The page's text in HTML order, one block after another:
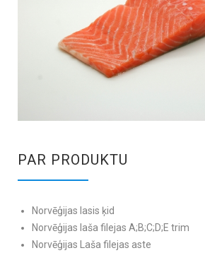
PAR PRODUKTU
Norvēģijas lasis ķid
Norvēģijas laša filejas A;B;C;D;E trim
Norvēģijas Laša filejas aste